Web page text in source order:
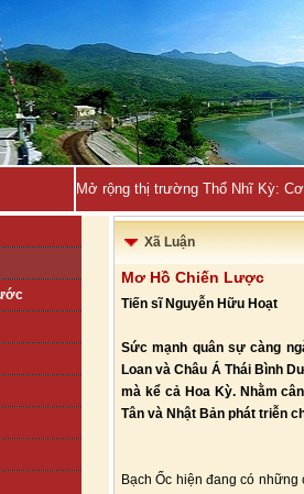
Mở rộng thị trường Thổ Nhĩ Kỳ:
Xã Luận
Mơ Hồ Chiến Lược
Tiến sĩ Nguyễn Hữu Hoạt
Sức mạnh quân sự càng
Loan và Châu Á Thái Bình
mà kể cả Hoa Kỳ. Nhằm
Tân và Nhật Bản phát triễn
Bạch Ốc hiện đang có